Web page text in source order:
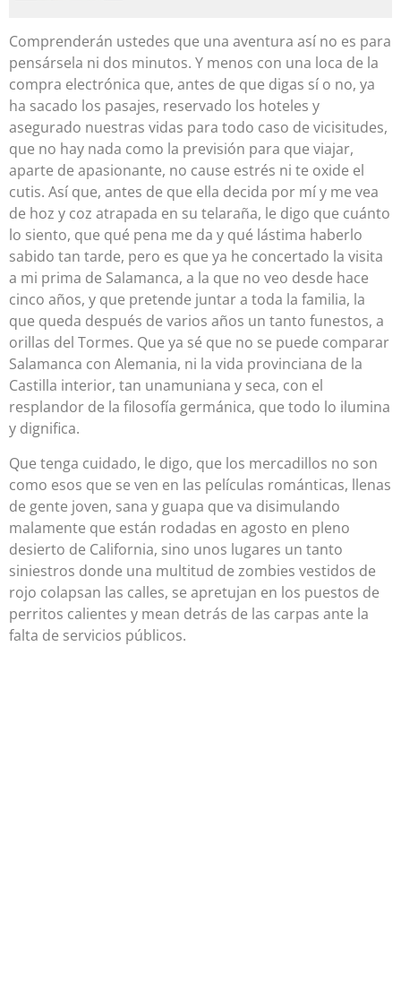
Comprenderán ustedes que una aventura así no es para
pensársela ni dos minutos. Y menos con una loca de la
compra electrónica que, antes de que digas sí o no, ya
ha sacado los pasajes, reservado los hoteles y
asegurado nuestras vidas para todo caso de vicisitudes,
que no hay nada como la previsión para que viajar,
aparte de apasionante, no cause estrés ni te oxide el
cutis. Así que, antes de que ella decida por mí y me vea
de hoz y coz atrapada en su telaraña, le digo que cuánto
lo siento, que qué pena me da y qué lástima haberlo
sabido tan tarde, pero es que ya he concertado la visita
a mi prima de Salamanca, a la que no veo desde hace
cinco años, y que pretende juntar a toda la familia, la
que queda después de varios años un tanto funestos, a
orillas del Tormes. Que ya sé que no se puede comparar
Salamanca con Alemania, ni la vida provinciana de la
Castilla interior, tan unamuniana y seca, con el
resplandor de la filosofía germánica, que todo lo ilumina
y dignifica.
Que tenga cuidado, le digo, que los mercadillos no son
como esos que se ven en las películas románticas, llenas
de gente joven, sana y guapa que va disimulando
malamente que están rodadas en agosto en pleno
desierto de California, sino unos lugares un tanto
siniestros donde una multitud de zombies vestidos de
rojo colapsan las calles, se apretujan en los puestos de
perritos calientes y mean detrás de las carpas ante la
falta de servicios públicos.